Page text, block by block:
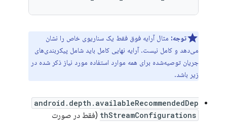
توجه: مثال آرایه فوق فقط یک سناریوی خاص را نشان
می‌دهد و کامل نیست. آرایه نهایی کامل باید شامل پیکربندی‌های
جریان توصیه‌شده برای همه موارد استفاده مورد نیاز ذکر شده در
زیر باشد.
android.depth.availableRecommendedDep
thStreamConfigurations (فقط در صورت